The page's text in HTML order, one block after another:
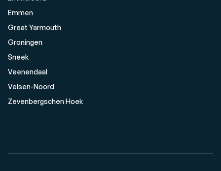
Emmen
Great Yarmouth
Groningen
Sneek
Veenendaal
Velsen-Noord
Zevenbergschen Hoek